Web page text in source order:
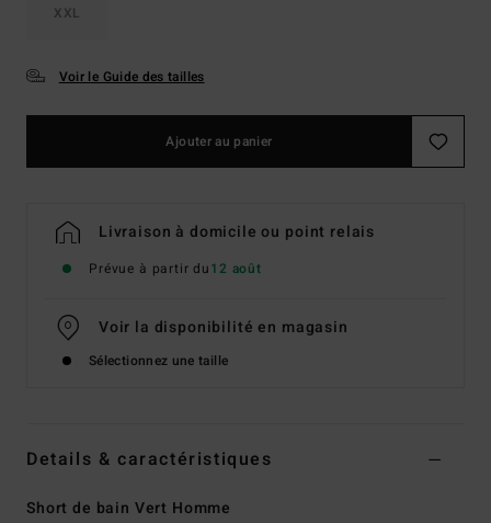
XXL
Voir le Guide des tailles
Ajouter au panier
Livraison à domicile ou point relais
Prévue à partir du12 août
Voir la disponibilité en magasin
Sélectionnez une taille
Details & caractéristiques
Short de bain Vert Homme